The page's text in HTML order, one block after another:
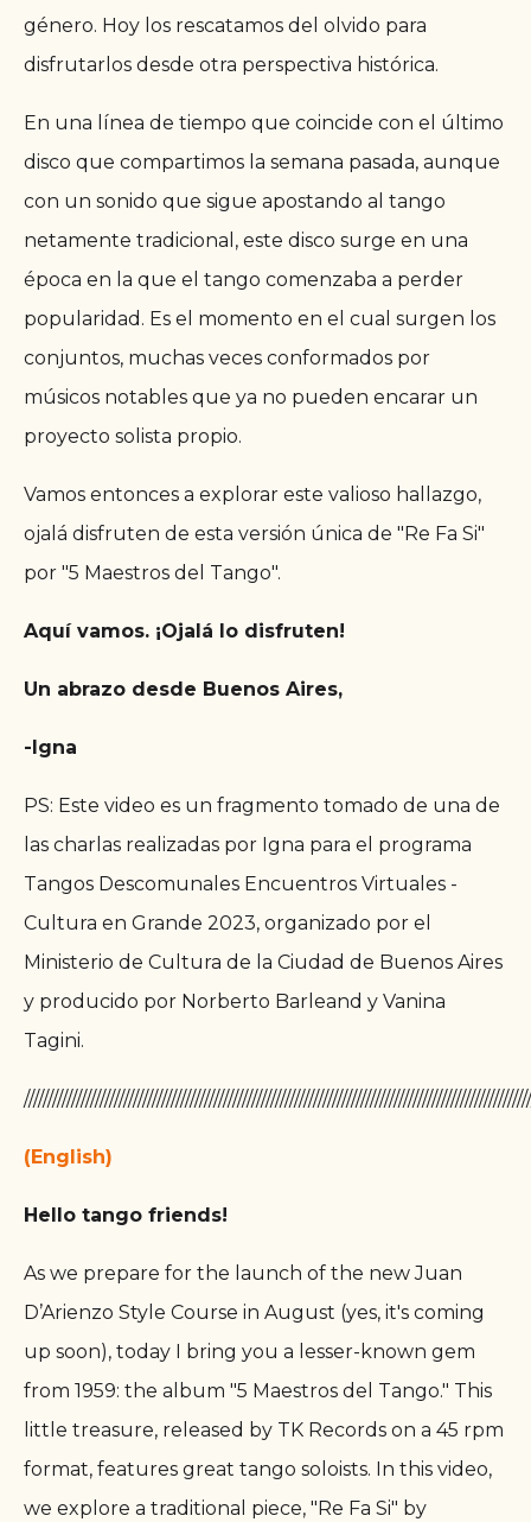
género. Hoy los rescatamos del olvido para
disfrutarlos desde otra perspectiva histórica.
En una línea de tiempo que coincide con el último
disco que compartimos la semana pasada, aunque
con un sonido que sigue apostando al tango
netamente tradicional, este disco surge en una
época en la que el tango comenzaba a perder
popularidad. Es el momento en el cual surgen los
conjuntos, muchas veces conformados por
músicos notables que ya no pueden encarar un
proyecto solista propio.
Vamos entonces a explorar este valioso hallazgo,
ojalá disfruten de esta versión única de "Re Fa Si"
por "5 Maestros del Tango".
Aquí vamos. ¡Ojalá lo disfruten!
Un abrazo desde Buenos Aires,
-Igna
PS: Este video es un fragmento tomado de una de
las charlas realizadas por Igna para el programa
Tangos Descomunales Encuentros Virtuales -
Cultura en Grande 2023, organizado por el
Ministerio de Cultura de la Ciudad de Buenos Aires
y producido por Norberto Barleand y Vanina
Tagini.
(English)
Hello tango friends!
As we prepare for the launch of the new Juan
D’Arienzo Style Course in August (yes, it's coming
up soon), today I bring you a lesser-known gem
from 1959: the album "5 Maestros del Tango." This
little treasure, released by TK Records on a 45 rpm
format, features great tango soloists. In this video,
we explore a traditional piece, "Re Fa Si" by